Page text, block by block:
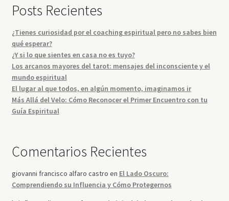
Posts Recientes
¿Tienes curiosidad por el coaching espiritual pero no sabes bien
qué esperar?
¿Y si lo que sientes en casa no es tuyo?
Los arcanos mayores del tarot: mensajes del inconsciente y el
mundo espiritual
El lugar al que todos, en algún momento, imaginamos ir
Más Allá del Velo: Cómo Reconocer el Primer Encuentro con tu
Guía Espiritual
Comentarios Recientes
giovanni francisco alfaro castro en El Lado Oscuro:
Comprendiendo su Influencia y Cómo Protegernos